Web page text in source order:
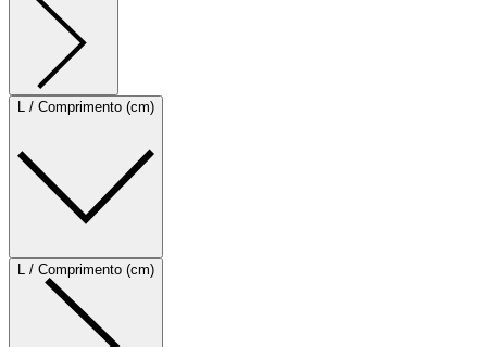
L / Comprimento (cm)
L / Comprimento (cm)